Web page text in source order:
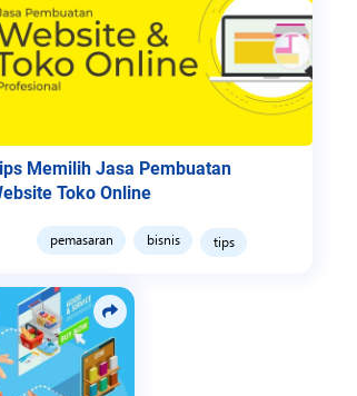
Memilih Jasa Pembuatan
Toko Online
pemasaran bisnis tips